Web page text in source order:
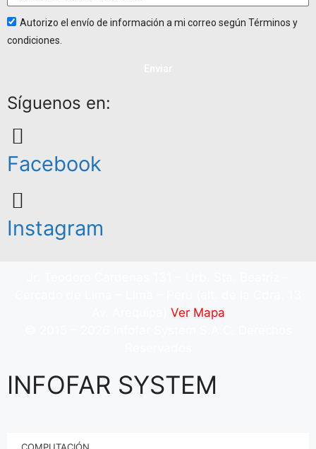
Autorizo el envío de información a mi correo según Términos y
condiciones.
Síguenos en:
Facebook
Instagram
Ver Mapa
INFOFAR SYSTEM
COMPUTACIÓN